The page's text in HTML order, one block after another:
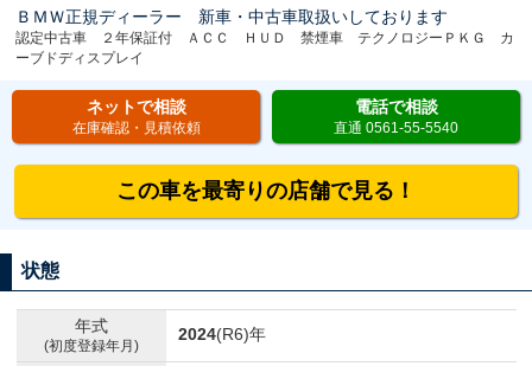
ＢＭＷ正規ディーラー 新車・中古車取扱いしております
認定中古車 ２年保証付 ＡＣＣ ＨＵＤ 禁煙車 テクノロジーＰＫＧ カ
ーブドディスプレイ
ネットで相談
在庫確認・見積依頼
電話で相談
直通 0561-55-5540
この車を最寄りの店舗で見る！
状態
年式
(初度登録年月)
2024(R6)年